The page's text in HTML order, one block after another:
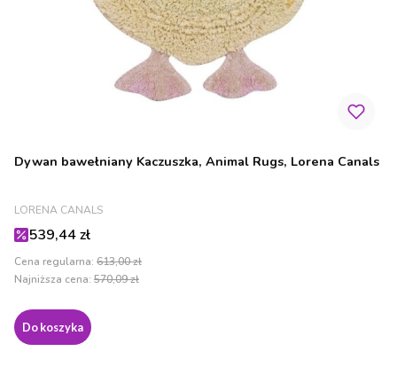
Dywan bawełniany Kaczuszka, Animal Rugs, Lorena Canals
PRODUCENT
LORENA CANALS
Cena promocyjna
539,44 zł
Cena regularna: 613,00 zł
Najniższa cena: 570,09 zł
Do koszyka